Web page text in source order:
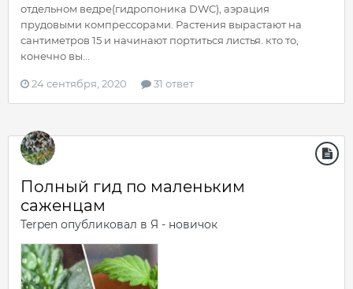
отдельном ведре(гидропоника DWC), аэрация
прудовыми компрессорами. Растения вырастают на
сантиметров 15 и начинают портиться листья. кто то,
конечно вы...
24 сентября, 2020 31 ответ
Полный гид по маленьким
саженцам
Terpen опубликовал в Я - новичок